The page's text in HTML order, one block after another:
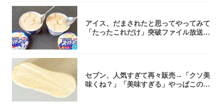
アイス、だまされたと思ってやってみて
「たったこれだけ」突破ファイル放送で
セブン、人気すぎて再々販売→「クソ美
味くね？」「美味すぎる」やっぱこのク